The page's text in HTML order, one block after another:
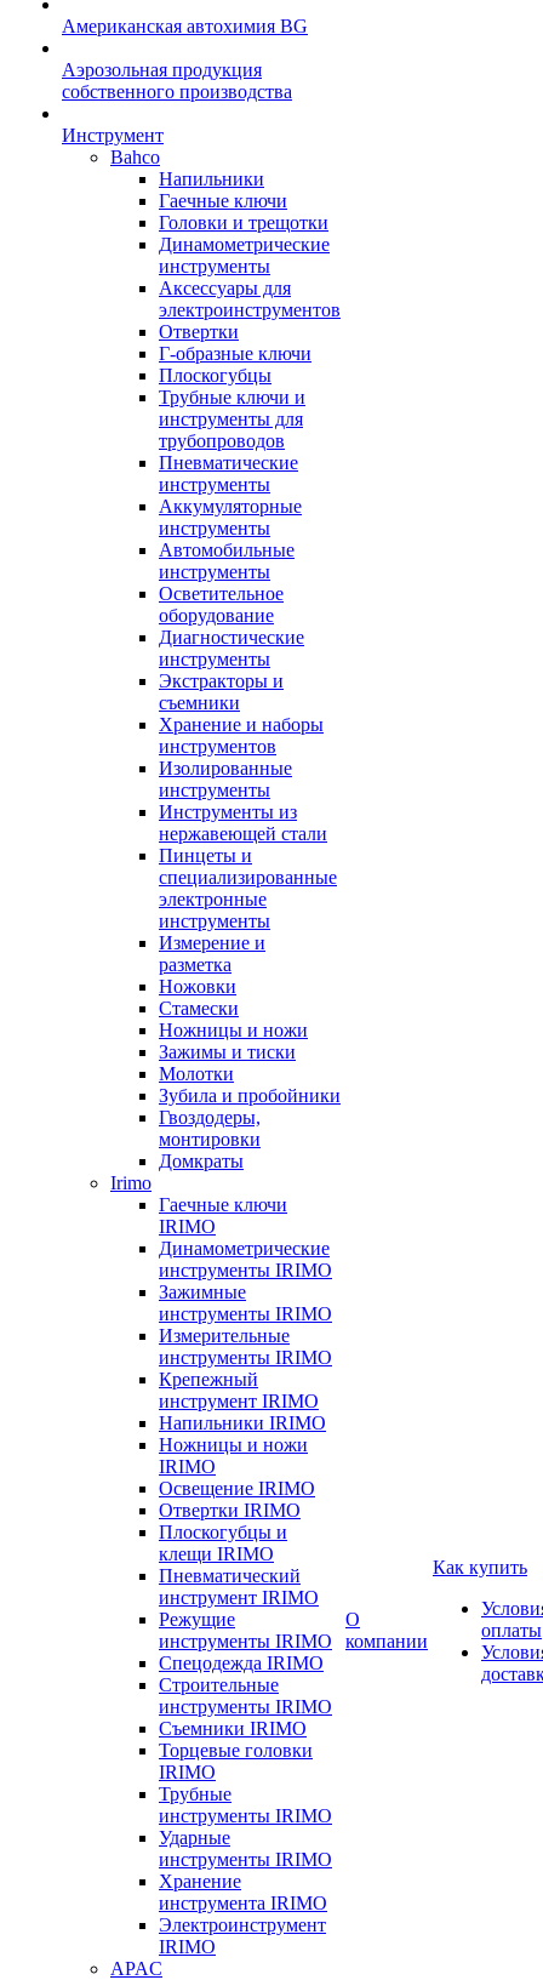
Американская автохимия BG
Аэрозольная продукция
собственного производства
Инструмент
Bahco
Напильники
Гаечные ключи
Головки и трещотки
Динамометрические
инструменты
Аксессуары для
электроинструментов
Отвертки
Г-образные ключи
Плоскогубцы
Трубные ключи и
инструменты для
трубопроводов
Пневматические
инструменты
Аккумуляторные
инструменты
Автомобильные
инструменты
Осветительное
оборудование
Диагностические
инструменты
Экстракторы и
съемники
Хранение и наборы
инструментов
Изолированные
инструменты
Инструменты из
нержавеющей стали
Пинцеты и
специализированные
электронные
инструменты
Измерение и
разметка
Ножовки
Стамески
Ножницы и ножи
Зажимы и тиски
Молотки
Зубила и пробойники
Гвоздодеры,
монтировки
Домкраты
Irimo
Гаечные ключи
IRIMO
Динамометрические
инструменты IRIMO
Зажимные
инструменты IRIMO
Измерительные
инструменты IRIMO
Крепежный
инструмент IRIMO
Напильники IRIMO
Ножницы и ножи
IRIMO
Освещение IRIMO
Отвертки IRIMO
Плоскогубцы и
клещи IRIMO
Пневматический
инструмент IRIMO
Режущие
инструменты IRIMO
Спецодежда IRIMO
Строительные
инструменты IRIMO
Съемники IRIMO
Торцевые головки
IRIMO
Трубные
инструменты IRIMO
Ударные
инструменты IRIMO
Хранение
инструмента IRIMO
Электроинструмент
IRIMO
APAC
О
компании
Как купить
оплаты